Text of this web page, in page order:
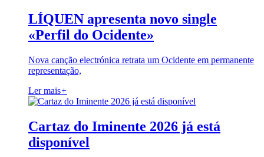
LÍQUEN apresenta novo single
«Perfil do Ocidente»
Nova canção electrónica retrata um Ocidente em permanente
representação,
Ler mais+
Cartaz do Iminente 2026 já está
disponível